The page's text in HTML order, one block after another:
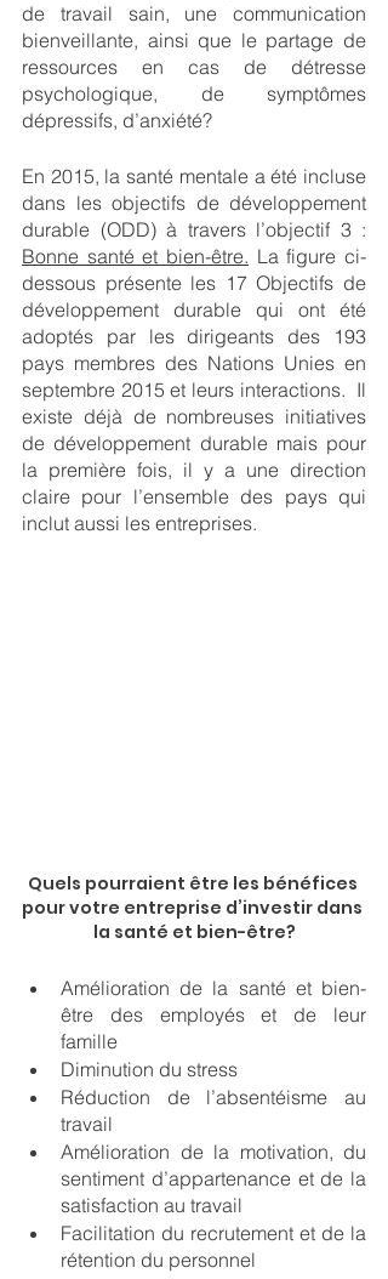
de travail sain, une communication
bienveillante, ainsi que le partage de
ressources en cas de détresse
psychologique, de symptômes
dépressifs, d’anxiété?
En 2015, la santé mentale a été incluse
dans les objectifs de développement
Bonne santé et bien-être. La figure ci-
dessous présente les 17 Objectifs de
développement durable qui ont été
adoptés par les dirigeants des 193
pays membres des Nations Unies en
septembre 2015 et leurs interactions.  Il
existe déjà de nombreuses initiatives
de développement durable mais pour
la première fois, il y a une direction
claire pour l’ensemble des pays qui
inclut aussi les entreprises.
Quels pourraient être les bénéfices
pour votre entreprise d’investir dans
la santé et bien-être?
Amélioration de la santé et bien-
être des employés et de leur
famille
Diminution du stress
Réduction de l’absentéisme au
travail
Amélioration de la motivation, du
sentiment d’appartenance et de la
satisfaction au travail
Facilitation du recrutement et de la
rétention du personnel